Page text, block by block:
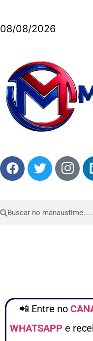
08/08/2026
📲 Entre no
WHATSAPP e